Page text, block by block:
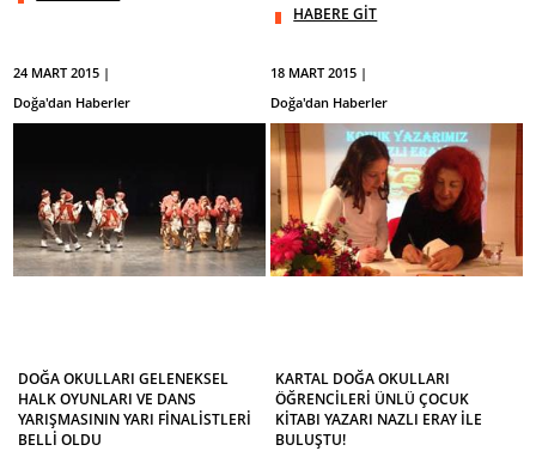
HABERE GİT
24 MART 2015 |
Doğa'dan Haberler
DOĞA OKULLARI GELENEKSEL
HALK OYUNLARI VE DANS
YARIŞMASININ YARI FİNALİSTLERİ
BELLİ OLDU
18 MART 2015 |
Doğa'dan Haberler
KARTAL DOĞA OKULLARI
ÖĞRENCİLERİ ÜNLÜ ÇOCUK
KİTABI YAZARI NAZLI ERAY İLE
BULUŞTU!